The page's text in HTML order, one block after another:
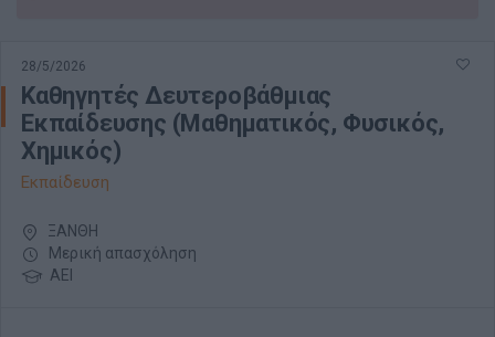
28/5/2026
Καθηγητές Δευτεροβάθμιας
Εκπαίδευσης (Μαθηματικός, Φυσικός,
Χημικός)
Εκπαίδευση
ΞΑΝΘΗ
Μερική απασχόληση
ΑΕΙ